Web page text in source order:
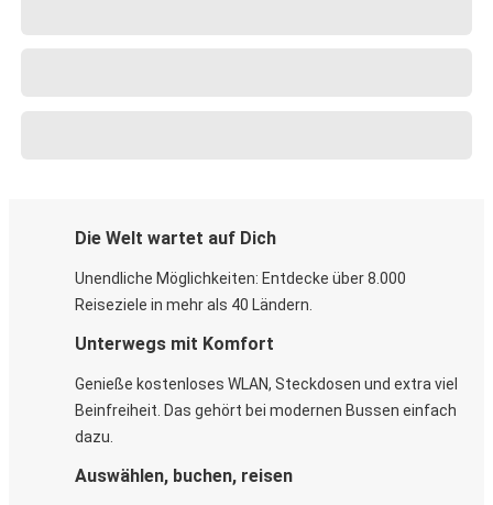
Die Welt wartet auf Dich
Unendliche Möglichkeiten: Entdecke über 8.000
Reiseziele in mehr als 40 Ländern.
Unterwegs mit Komfort
Genieße kostenloses WLAN, Steckdosen und extra viel
Beinfreiheit. Das gehört bei modernen Bussen einfach
dazu.
Auswählen, buchen, reisen